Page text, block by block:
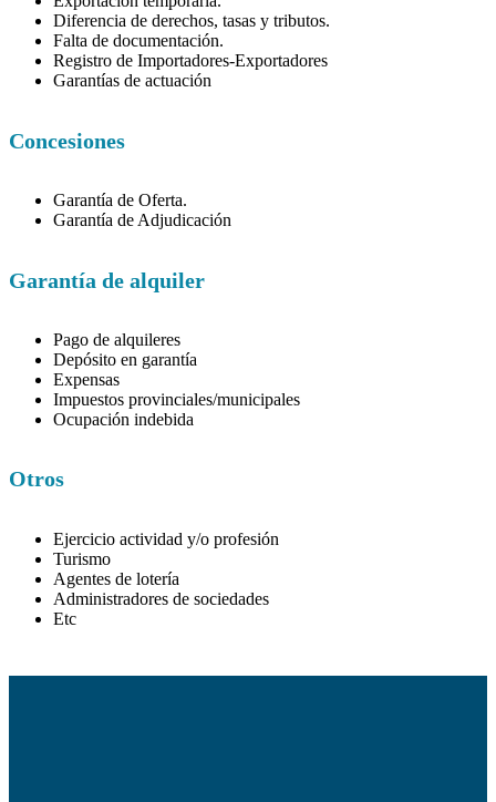
Diferencia de derechos, tasas y tributos.
Falta de documentación.
Registro de Importadores-Exportadores
Garantías de actuación
Concesiones
Garantía de Oferta.
Garantía de Adjudicación
Garantía de alquiler
Pago de alquileres
Depósito en garantía
Expensas
Impuestos provinciales/municipales
Ocupación indebida
Otros
Ejercicio actividad y/o profesión
Turismo
Agentes de lotería
Administradores de sociedades
Etc